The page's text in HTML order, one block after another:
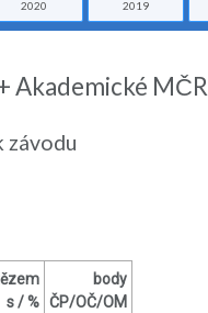
2020 2019
Akademické MČR
závodu
s / %
body
ČP/OČ/OM